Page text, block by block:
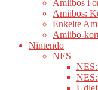
Amiibos i
Amiibos:
Enkelte
Amiibo-
Nintendo
NES